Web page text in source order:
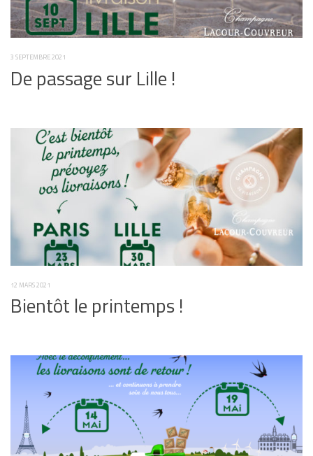
3 SEPTEMBRE 2021
De passage sur Lille !
12 MARS 2021
Bientôt le printemps !